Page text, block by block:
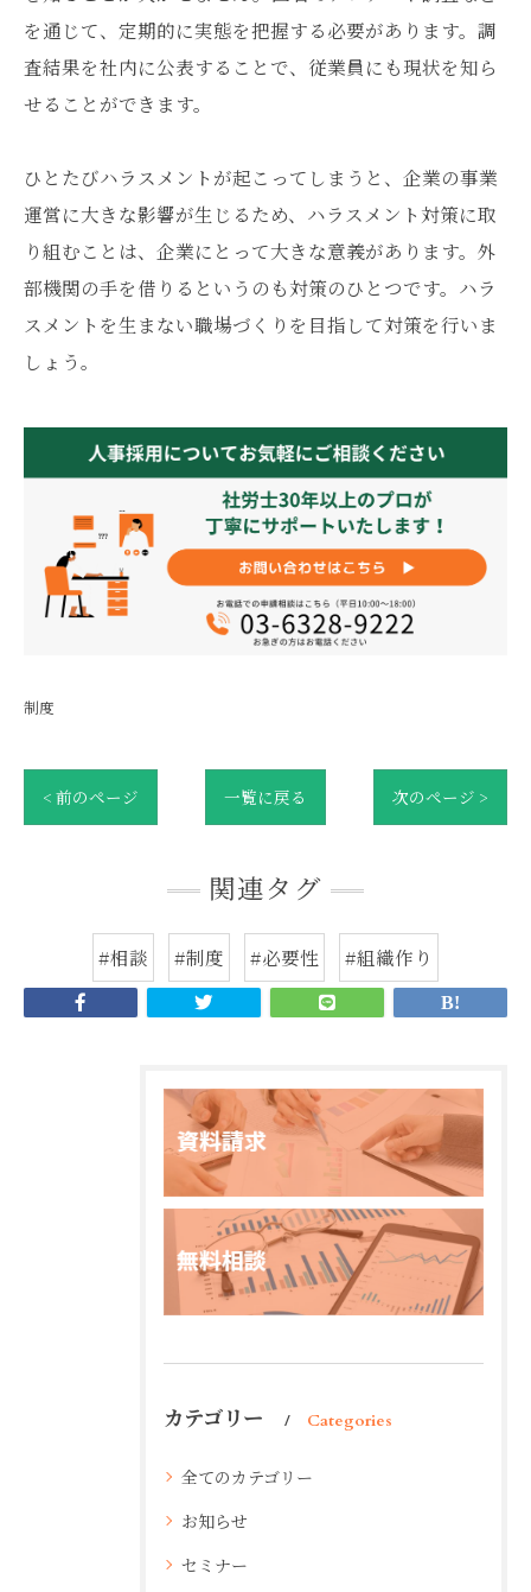
を通じて、定期的に実態を把握する必要があります。調
査結果を社内に公表することで、従業員にも現状を知ら
せることができます。
ひとたびハラスメントが起こってしまうと、企業の事業
運営に大きな影響が生じるため、ハラスメント対策に取
り組むことは、企業にとって大きな意義があります。外
部機関の手を借りるというのも対策のひとつです。ハラ
スメントを生まない職場づくりを目指して対策を行いま
しょう。
制度
< 前のページ 一覧に戻る 次のページ >
関連タグ
#相談 #制度 #必要性 #組織作り
カテゴリー Categories
全てのカテゴリー
お知らせ
セミナー